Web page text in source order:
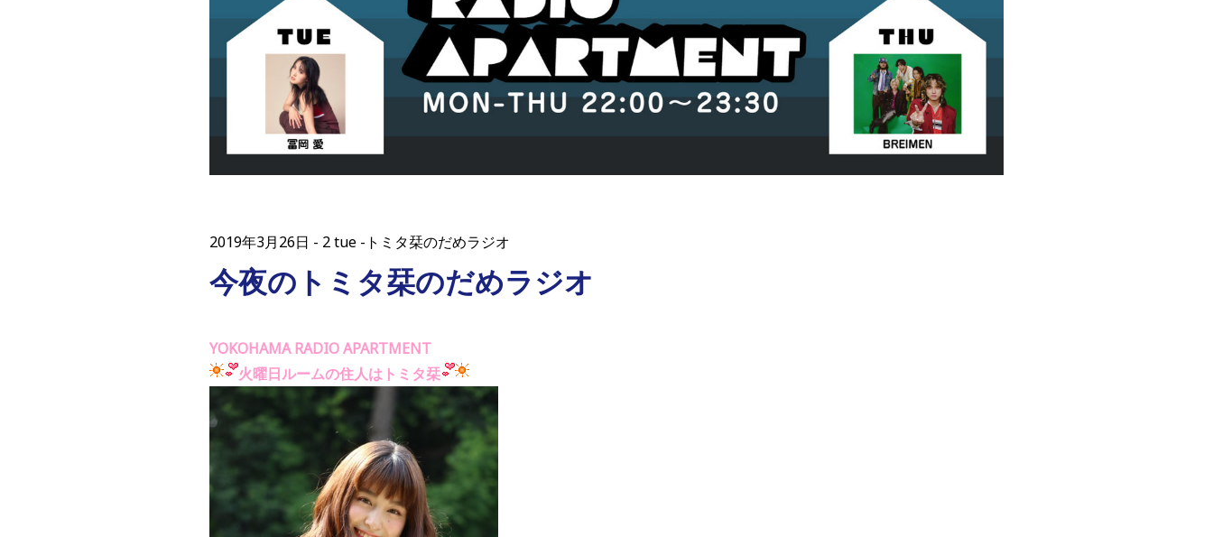
2019年3月26日 2 tue -トミタ栞のだめラジオ
今夜のトミタ栞のだめラジオ
YOKOHAMA RADIO APARTMENT
火曜日ルームの住人はトミタ栞